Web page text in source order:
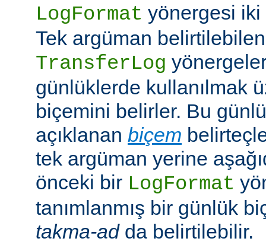
LogFormat yönergesi iki
Tek argüman
TransferLog
günlüklerde kullanılmak
biçemini belirler. Bu
açıklanan biçem
tek argüman yerine
önceki bir LogFormat
tanımlanmış bir günlük
takma-adda belirtilebilir.